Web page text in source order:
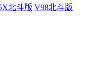
北斗版 V98北斗版